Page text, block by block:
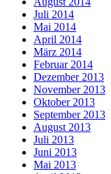
Juli 2014
Mai 2014
April 2014
März 2014
Februar 2014
Dezember 2013
November 2013
Oktober 2013
September 2013
August 2013
Juli 2013
Juni 2013
Mai 2013